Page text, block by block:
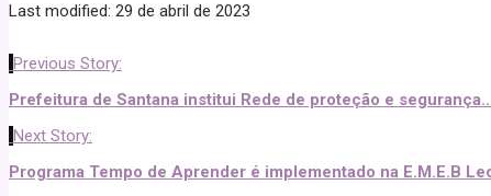
Last modified: 29 de abril de 2023
Previous Story:
Prefeitura de Santana institui Rede de proteção e
Next Story:
Programa Tempo de Aprender é implementado na E.M.E.B